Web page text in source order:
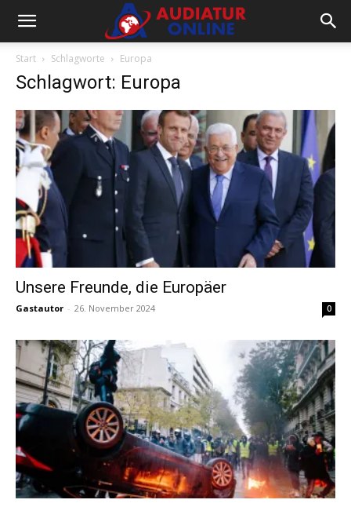
Start Schlagworte Europa
Schlagwort: Europa
Unsere Freunde, die Europäer
Gastautor - 26. November 2024 0